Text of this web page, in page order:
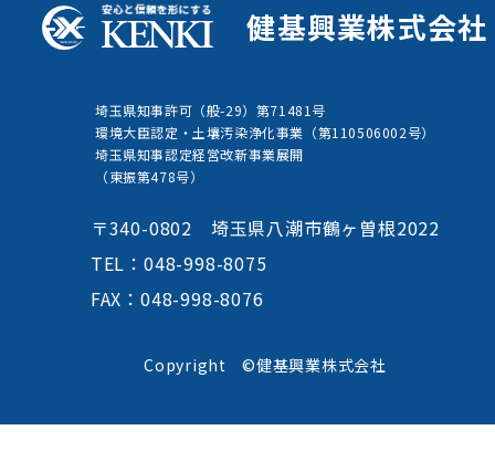
健基興業株式会社
埼玉県知事許可（般-29）第71481号
環境大臣認定・土壤汚染浄化事業（第110506002号）
埼玉県知事認定経営改新事業展開
（東振第478号）
〒340-0802 埼玉県八潮市鶴ヶ曽根2022
TEL：048-998-8075
FAX：048-998-8076
Copyright ©健基興業株式会社